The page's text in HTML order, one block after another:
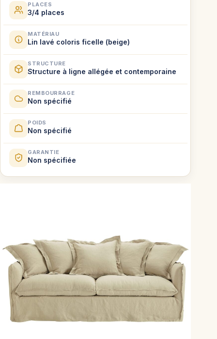
PLACES
3/4 places
MATÉRIAU
Lin lavé coloris ficelle (beige)
STRUCTURE
Structure à ligne allégée et contemporaine
REMBOURRAGE
Non spécifié
POIDS
Non spécifié
GARANTIE
Non spécifiée